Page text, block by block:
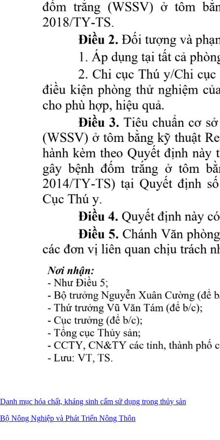
Danh mục hóa chất, kháng sinh cấm sử dụng trong thủy sản
Bộ Nông Nghiệp và Phát Triển Nông Thôn